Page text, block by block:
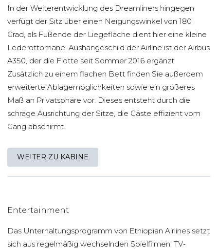
In der Weiterentwicklung des Dreamliners hingegen
verfügt der Sitz über einen Neigungswinkel von 180
Grad, als Fußende der Liegefläche dient hier eine kleine
Lederottomane. Aushängeschild der Airline ist der Airbus
A350, der die Flotte seit Sommer 2016 ergänzt.
Zusätzlich zu einem flachen Bett finden Sie außerdem
erweiterte Ablagemöglichkeiten sowie ein größeres
Maß an Privatsphäre vor. Dieses entsteht durch die
schräge Ausrichtung der Sitze, die Gäste effizient vom
Gang abschirmt.
WEITER ZU KABINE
Entertainment
Das Unterhaltungsprogramm von Ethiopian Airlines setzt
sich aus regelmäßig wechselnden Spielfilmen, TV-